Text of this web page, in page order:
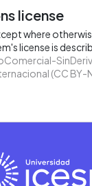
license
where
license is
(CC BY-